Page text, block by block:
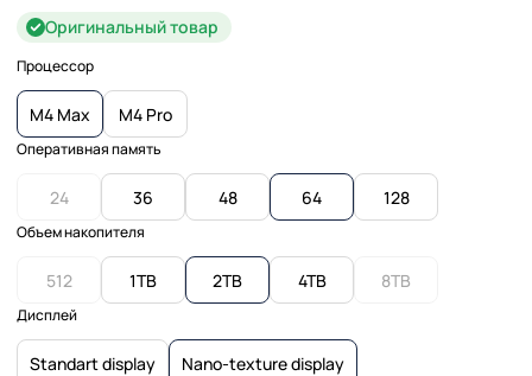
Оригинальный товар
Процессор
M4 Max M4 Pro
Оперативная память
24 36 48 64 128
Объем накопителя
512 1TB 2TB 4TB 8TB
Дисплей
Standart display Nano-texture display